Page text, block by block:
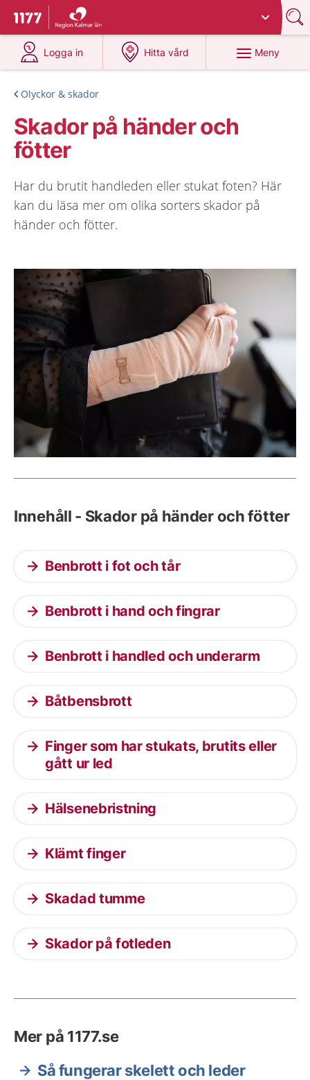
Till startsidan för 1177
Du har valt region
Logga in
på 1177.se
Hitta vård
på 1177.se
Meny
Olyckor & skador
Skador på händer och
fötter
Har du brutit handleden eller stukat foten? Här
kan du läsa mer om olika sorters skador på
händer och fötter.
Innehåll - Skador på händer och fötter
Benbrott i fot och tår
Benbrott i hand och fingrar
Benbrott i handled och underarm
Båtbensbrott
Finger som har stukats, brutits eller
gått ur led
Hälsenebristning
Klämt finger
Skadad tumme
Skador på fotleden
Mer på 1177.se
Så fungerar skelett och leder